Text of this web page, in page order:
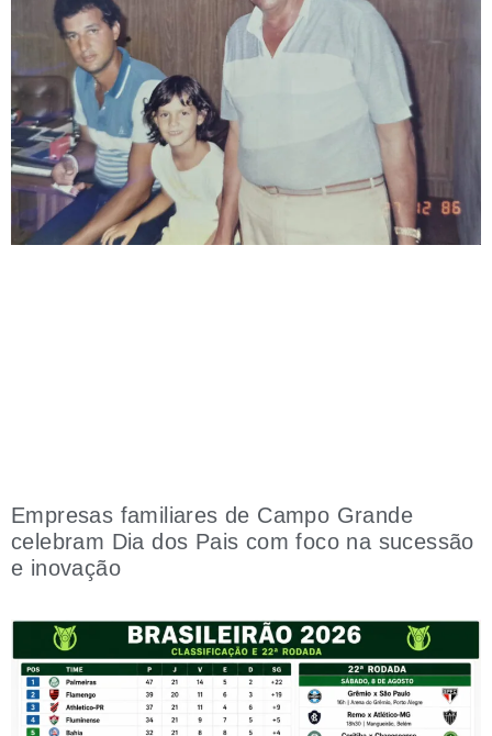
Empresas familiares de Campo Grande
celebram Dia dos Pais com foco na sucessão
e inovação